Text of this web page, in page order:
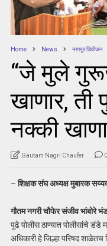
Home News नागपुर डिवीजन
“जे मुले
खाणार, ती
नक्की
Gautam Nagri Chaufer 0
–शिक्षक संघ अध्यक्ष मुबारक
गौतम नगरी चौफेर संजीव भांबोरे
पुढे पोलीस ठाण्यात पोलीसांचे
अधिकारी हे जिल्हा परिषद